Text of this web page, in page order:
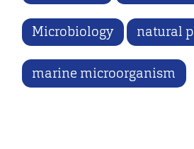
Microbiology natural
marine microorganism